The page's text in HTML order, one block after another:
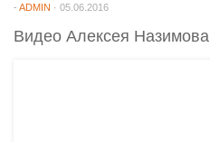
- ADMIN · 05.06.2016
Видео Алексея Назимова